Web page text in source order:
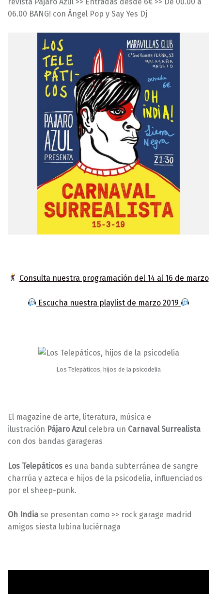
3
/
v
i
06.00 BANG! con Ángel Pop y Say Yes Dj
Consulta nuestra programación del 14 al 16 de marzo
Escucha nuestra playlist de marzo 2019
Los Telepáticos, hijos de la psicodelia
El magazine de arte, literatura, música e
ilustración Pájaro Azulcelebra un Carnaval Surrealista
con dos bandas garageras
Los Telepáticos es una banda subterránea de sangre
charrúa y azteca e hijos de la psicodelia, influenciados
por el sheep-punk.
Oh India se presentan como >> rock garage madrid
amigos siesta lubina luciérnaga